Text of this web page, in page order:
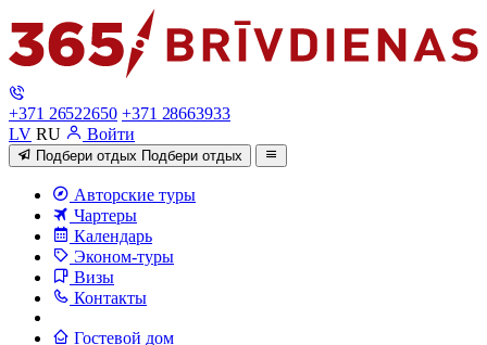
+371 26522650 +371 28663933
LV RU Войти
Подбери отдых Подбери отдых
Авторские туры
Чартеры
Календарь
Эконом-туры
Визы
Контакты
Гостевой дом